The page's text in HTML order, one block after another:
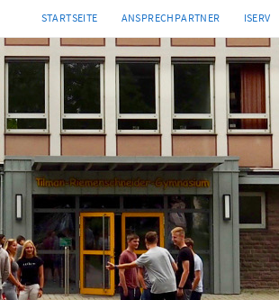
STARTSEITE ANSPRECHPARTNER ISERV